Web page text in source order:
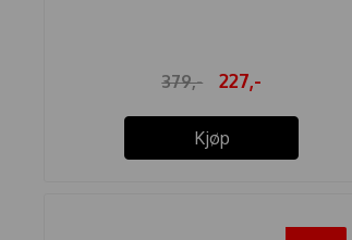
379,- 227,-
Kjøp